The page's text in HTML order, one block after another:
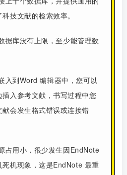
技文献的检索效率。
库没有上限，至少能管理数
到Word 编辑器中，您可以
入参考文献，书写过程中您
会发生格式错误或连接错
用小，很少发生因EndNote
机现象，这是EndNote 最重